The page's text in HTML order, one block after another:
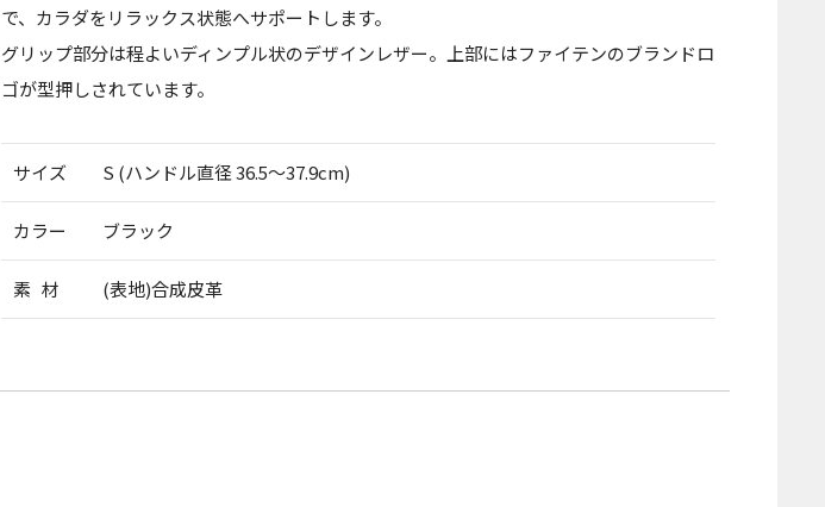
で、カラダをリラックス状態へサポートします。
グリップ部分は程よいディンプル状のデザインレザー。上部にはファイテンのブランドロ
ゴが型押しされています。
サイズ S (ハンドル直径 36.5〜37.9cm)
カラー ブラック
素 材 (表地)合成皮革